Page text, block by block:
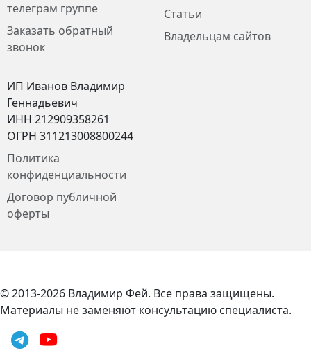
телеграм группе
Заказать обратный
звонок
Статьи
Владельцам сайтов
ИП Иванов Владимир
Геннадьевич
ИНН 212909358261
ОГРН 311213008800244
Политика
конфиденциальности
Договор публичной
оферты
© 2013-2026 Владимир Фей. Все права защищены.
Материалы не заменяют консультацию специалиста.